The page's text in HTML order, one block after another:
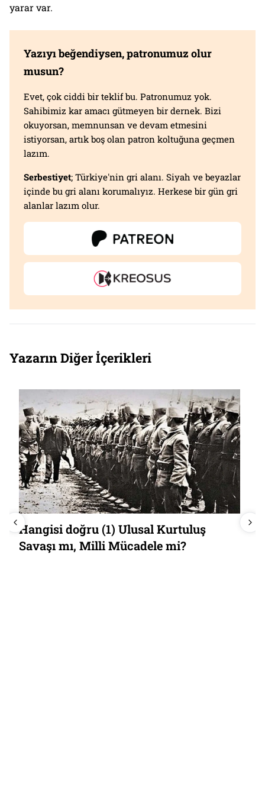
yarar var.
Yazıyı beğendiysen, patronumuz olur
musun?
Evet, çok ciddi bir teklif bu. Patronumuz yok.
Sahibimiz kar amacı gütmeyen bir dernek. Bizi
okuyorsan, memnunsan ve devam etmesini
istiyorsan, artık boş olan patron koltuğuna geçmen
lazım.
Serbestiyet; Türkiye'nin gri alanı. Siyah ve beyazlar
içinde bu gri alanı korumalıyız. Herkese bir gün gri
alanlar lazım olur.
Yazarın Diğer İçerikleri
Hangisi doğru (1) Ulusal Kurtuluş
Savaşı mı, Milli Mücadele mi?